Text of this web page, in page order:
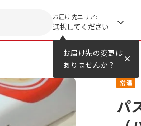
お届け先の変更は
ありませんか？
お届け先エリア:
選択してください
常温
パ